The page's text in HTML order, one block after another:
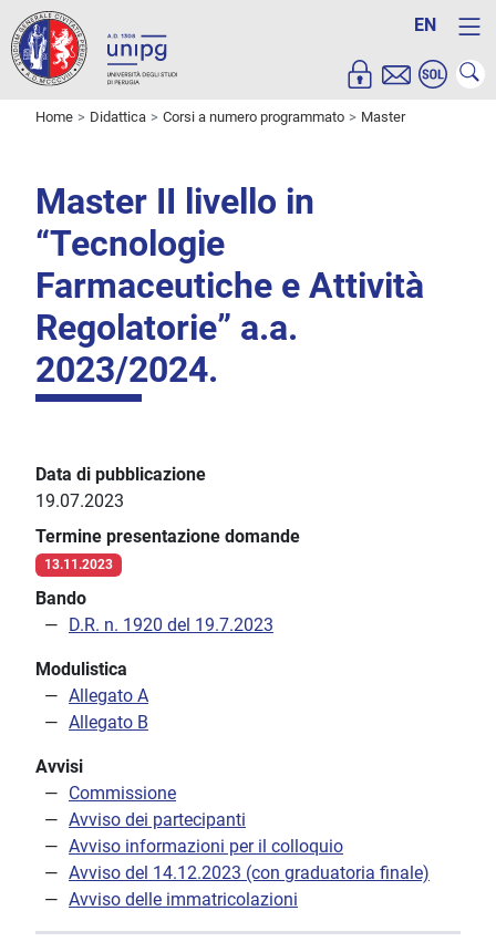
EN
Home Didattica Corsi a numero programmato Master
Master II livello in
“Tecnologie
Farmaceutiche e Attività
Regolatorie” a.a.
2023/2024.
Data di pubblicazione
19.07.2023
Termine presentazione domande
13.11.2023
Bando
D.R. n. 1920 del 19.7.2023
Modulistica
Allegato A
Allegato B
Avvisi
Commissione
Avviso dei partecipanti
Avviso informazioni per il colloquio
Avviso del 14.12.2023 (con graduatoria finale)
Avviso delle immatricolazioni